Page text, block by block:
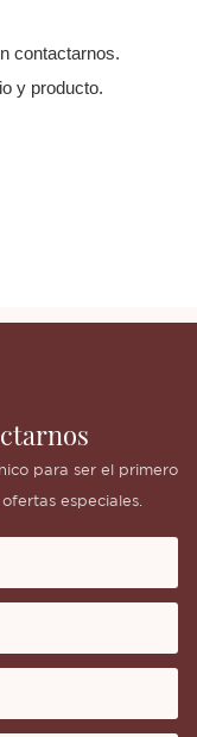
contactarnos.
y producto.
para ser el primero
especiales.